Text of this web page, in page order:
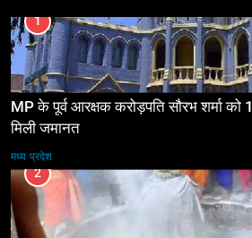
1
MP के पूर्व आरक्षक करोड़पति सौरभ शर्मा को
मिली जमानत
मध्य प्रदेश
2